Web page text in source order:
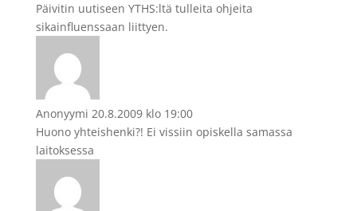
Päivitin uutiseen YTHS:ltä tulleita ohjeita
sikainfluenssaan liittyen.
Anonyymi 20.8.2009 klo 19:00
Huono yhteishenki?! Ei vissiin opiskella samassa
laitoksessa